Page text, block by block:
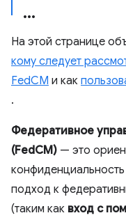
На этой странице
кому следует
FedCM и как
.
Федеративное
(FedCM) — это
подход к
(таким как вход с